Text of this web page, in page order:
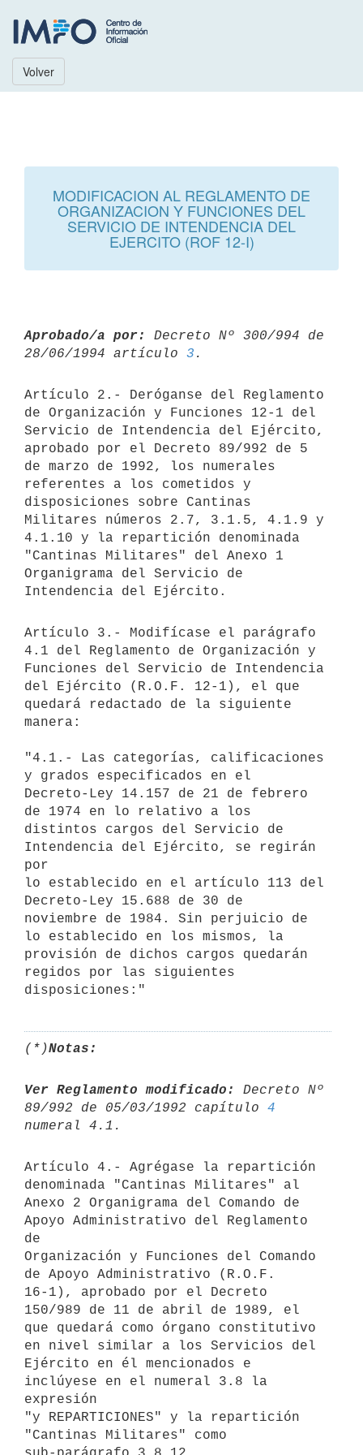
Volver
MODIFICACION AL REGLAMENTO DE
ORGANIZACION Y FUNCIONES DEL
SERVICIO DE INTENDENCIA DEL
EJERCITO (ROF 12-I)
Aprobado/a por:
Decreto Nº 300/994 de
28/06/1994 artículo 3
Artículo 2.- Deróganse del Reglamento
de Organización y Funciones 12-1 del
Servicio de Intendencia del Ejército,
aprobado por el Decreto 89/992 de 5
de marzo de 1992, los numerales
referentes a los cometidos y
disposiciones sobre Cantinas
Militares números 2.7, 3.1.5, 4.1.9 y
4.1.10 y la repartición denominada
"Cantinas Militares" del Anexo 1
Organigrama del Servicio de
Artículo 3.- Modifícase el parágrafo
4.1 del Reglamento de Organización y
Funciones del Servicio de Intendencia
del Ejército (R.O.F. 12-1), el que
quedará redactado de la siguiente
manera:
"4.1.- Las categorías, calificaciones
y grados especificados en el
Decreto-Ley 14.157 de 21 de febrero
de 1974 en lo relativo a los
distintos cargos del Servicio de
Intendencia del Ejército, se regirán
por
lo establecido en el artículo 113 del
Decreto-Ley 15.688 de 30 de
noviembre de 1984. Sin perjuicio de
lo establecido en los mismos, la
provisión de dichos cargos quedarán
regidos por las siguientes
(*)Notas:
Ver Reglamento modificado:
Decreto Nº
89/992 de 05/03/1992 capítulo 4
Artículo 4.- Agrégase la repartición
denominada "Cantinas Militares" al
Anexo 2 Organigrama del Comando de
Apoyo Administrativo del Reglamento
de
Organización y Funciones del Comando
de Apoyo Administrativo (R.O.F.
16-1), aprobado por el Decreto
150/989 de 11 de abril de 1989, el
que quedará como órgano constitutivo
en nivel similar a los Servicios del
Ejército en él mencionados e
inclúyese en el numeral 3.8 la
expresión
"y REPARTICIONES" y la repartición
"Cantinas Militares" como